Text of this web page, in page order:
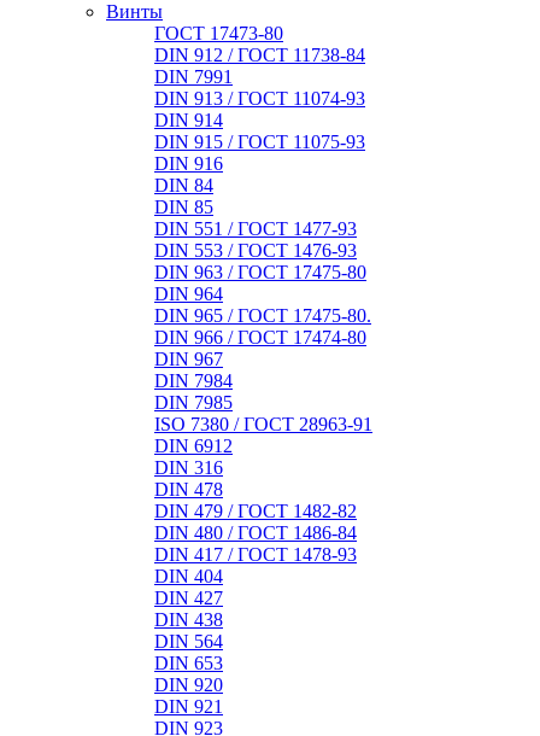
Винты
ГОСТ 17473-80
DIN 912 / ГОСТ 11738-84
DIN 7991
DIN 913 / ГОСТ 11074-93
DIN 914
DIN 915 / ГОСТ 11075-93
DIN 916
DIN 84
DIN 85
DIN 551 / ГОСТ 1477-93
DIN 553 / ГОСТ 1476-93
DIN 963 / ГОСТ 17475-80
DIN 964
DIN 965 / ГОСТ 17475-80.
DIN 966 / ГОСТ 17474-80
DIN 967
DIN 7984
DIN 7985
ISO 7380 / ГОСТ 28963-91
DIN 6912
DIN 316
DIN 478
DIN 479 / ГОСТ 1482-82
DIN 480 / ГОСТ 1486-84
DIN 417 / ГОСТ 1478-93
DIN 404
DIN 427
DIN 438
DIN 564
DIN 653
DIN 920
DIN 921
DIN 923